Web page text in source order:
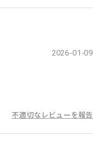
2026-01-09
不適切なレビューを報告